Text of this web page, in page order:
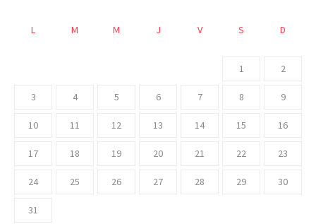
L M M J V S D
1 2
3 4 5 6 7 8 9
10 11 12 13 14 15 16
17 18 19 20 21 22 23
24 25 26 27 28 29 30
31